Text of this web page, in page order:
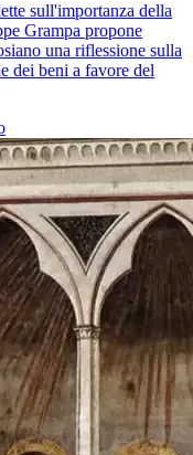
sull'importanza della
Grampa propone
una riflessione sulla
dei beni a favore del